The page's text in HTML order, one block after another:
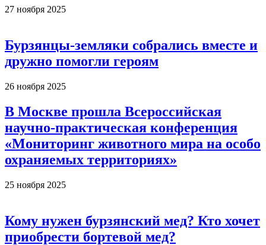
27 ноября 2025
Бурзянцы-земляки собрались вместе и
дружно помогли героям
26 ноября 2025
В Москве прошла Всероссийская
научно-практическая конференция
«Мониторинг животного мира на особо
охраняемых территориях»
25 ноября 2025
Кому нужен бурзянский мед? Кто хочет
приобрести бортевой мед?